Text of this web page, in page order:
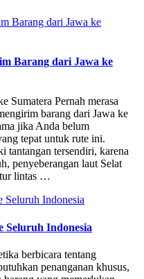
Barang dari Jawa ke
Sumatera Pernah merasa
barang dari Jawa ke
jika Anda belum
tepat untuk rute ini.
tantangan tersendiri, karena
penyeberangan laut Selat
lintas …
Seluruh Indonesia
berbicara tentang
penanganan khusus,